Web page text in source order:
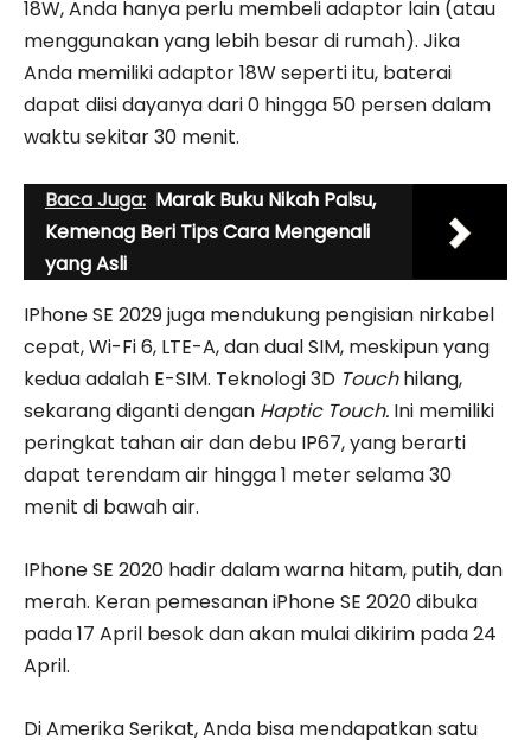
18W, Anda hanya perlu membeli adaptor lain (atau
menggunakan yang lebih besar di rumah). Jika
Anda memiliki adaptor 18W seperti itu, baterai
dapat diisi dayanya dari 0 hingga 50 persen dalam
waktu sekitar 30 menit.
Baca Juga: Marak Buku Nikah Palsu,
Kemenag Beri Tips Cara Mengenali
yang Asli
IPhone SE 2029 juga mendukung pengisian nirkabel
cepat, Wi-Fi 6, LTE-A, dan dual SIM, meskipun yang
kedua adalah E-SIM. Teknologi 3D Touchhilang,
sekarang diganti dengan Haptic Touch. Ini memiliki
peringkat tahan air dan debu IP67, yang berarti
dapat terendam air hingga 1 meter selama 30
menit di bawah air.
IPhone SE 2020 hadir dalam warna hitam, putih, dan
merah. Keran pemesanan iPhone SE 2020 dibuka
pada 17 April besok dan akan mulai dikirim pada 24
April.
Di Amerika Serikat, Anda bisa mendapatkan satu